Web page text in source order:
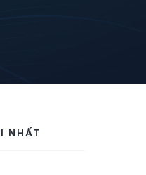
NHẤT